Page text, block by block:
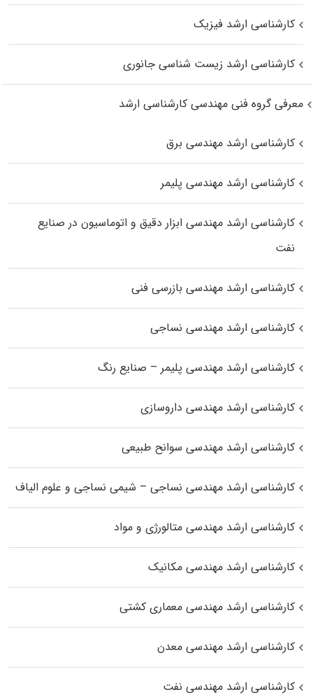
کارشناسی ارشد فیزیک
کارشناسی ارشد زیست‌ شناسی جانوری
معرفی گروه فنی مهندسی کارشناسی ارشد
کارشناسی ارشد مهندسی برق
کارشناسی ارشد مهندسی پلیمر
کارشناسی ارشد مهندسی ابزار دقیق و اتوماسیون در صنایع
نفت
کارشناسی ارشد مهندسی بازرسی فنی
کارشناسی ارشد مهندسی نساجی
کارشناسی ارشد مهندسی پلیمر – صنایع رنگ
کارشناسی ارشد مهندسی داروسازی
کارشناسی ارشد مهندسی سوانح طبیعی
کارشناسی ارشد مهندسی نساجی – شیمی نساجی و علوم الیاف
کارشناسی ارشد مهندسی متالورژی و مواد
کارشناسی ارشد مهندسی مکانیک
کارشناسی ارشد مهندسی معماری کشتی
کارشناسی ارشد مهندسی معدن
کارشناسی ارشد مهندسی نفت